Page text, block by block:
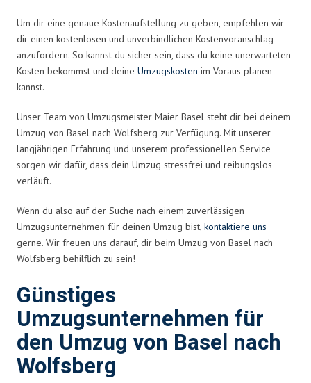
Um dir eine genaue Kostenaufstellung zu geben, empfehlen wir
dir einen kostenlosen und unverbindlichen Kostenvoranschlag
anzufordern. So kannst du sicher sein, dass du keine unerwarteten
Kosten bekommst und deine Umzugskosten im Voraus planen
kannst.
Unser Team von Umzugsmeister Maier Basel steht dir bei deinem
Umzug von Basel nach Wolfsberg zur Verfügung. Mit unserer
langjährigen Erfahrung und unserem professionellen Service
sorgen wir dafür, dass dein Umzug stressfrei und reibungslos
verläuft.
Wenn du also auf der Suche nach einem zuverlässigen
Umzugsunternehmen für deinen Umzug bist, kontaktiere uns
gerne. Wir freuen uns darauf, dir beim Umzug von Basel nach
Wolfsberg behilflich zu sein!
Günstiges
Umzugsunternehmen für
den Umzug von Basel nach
Wolfsberg